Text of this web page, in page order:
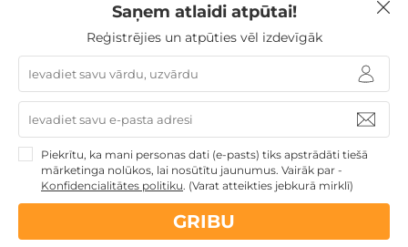
Nekādasapkalpošanas un administrācijasmaksas
14 dienunaudas atmaksas garantija
Kvalitatīva klientuapkalpošana
Saņem atlaidi atpūtai!
Reģistrējies un atpūties vēl izdevīgāk
Piekrītu, ka mani personas dati (e-pasts) tiks apstrādāti tiešā
mārketinga nolūkos, lai nosūtītu jaunumus. Vairāk par -
Konfidencialitātes politiku. (Varat atteikties jebkurā mirklī)
GRIBU